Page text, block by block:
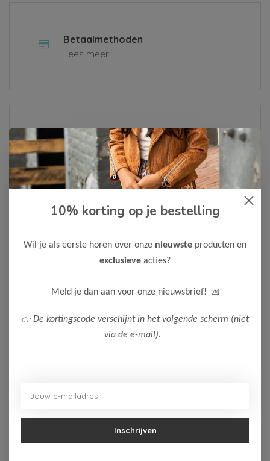
Betaalmethoden
Lees meer
Over ons
Lees meer
Als je een klacht hebt of een vraag, vul dan alsjeblieft het
Whatsapp. We zullen je bericht zo snel mogelijk
Neem contact op
10% korting op je bestelling
Wil je als eerste horen over onze nieuwste producten en
exclusieve acties?
Meld je dan aan voor onze nieuwsbrief! 💌
👉 De kortingscode verschijnt in het volgende scherm (niet
via de e-mail).
Inschrijven